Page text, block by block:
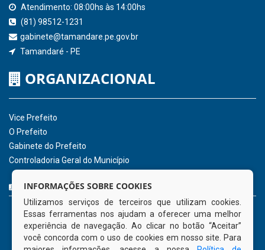
Consultar Convênios
Receber Informações sobre novos Repasses
Hora:04:26/ Sexta-Feira,07 de agosto
de 2026
INSTITUCIONAL
CNPJ: 01.596.018/0001-60
000
Atendimento: 08:00hs às 14:00hs
(81) 98512-1231
gabinete@tamandare.pe.gov.br
Tamandaré - PE
INFORMAÇÕES SOBRE COOKIES
Utilizamos serviços de terceiros que utilizam cookies.
Essas ferramentas nos ajudam a oferecer uma melhor
experiência de navegação. Ao clicar no botão “Aceitar”
você concorda com o uso de cookies em nosso site. Para